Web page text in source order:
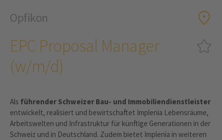
Opfikon
EPC Proposal Manager
(w/m/d)
Als führender Schweizer Bau- und Immobiliendienstleister
entwickelt, realisiert und bewirtschaftet Implenia Lebensräume,
Arbeitswelten und Infrastruktur für künftige Generationen in der
Schweiz und in Deutschland. Zudem bietet Implenia in weiteren